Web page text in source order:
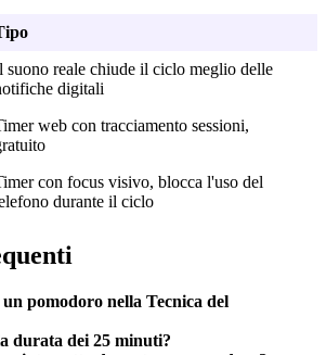
suono reale chiude il ciclo meglio delle
digitali
web con tracciamento sessioni,
con focus visivo, blocca l'uso del
durante il ciclo
un pomodoro nella Tecnica del
durata dei 25 minuti?